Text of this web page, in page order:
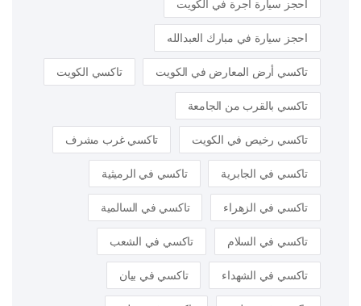
احجز سيارة أجرة في الكويت
احجز سيارة في مبارك العبدالله
تاكسي أرض المعارض في الكويت تاكسي الكويت
تاكسي بالقرب من الجامعة
تاكسي رخيص في الكويت تاكسي غرب مشرف
تاكسي في الجابرية تاكسي في الرميثية
تاكسي في الزهراء تاكسي في السالمية
تاكسي في السلام تاكسي في الشعب
تاكسي في الشهداء تاكسي في بيان